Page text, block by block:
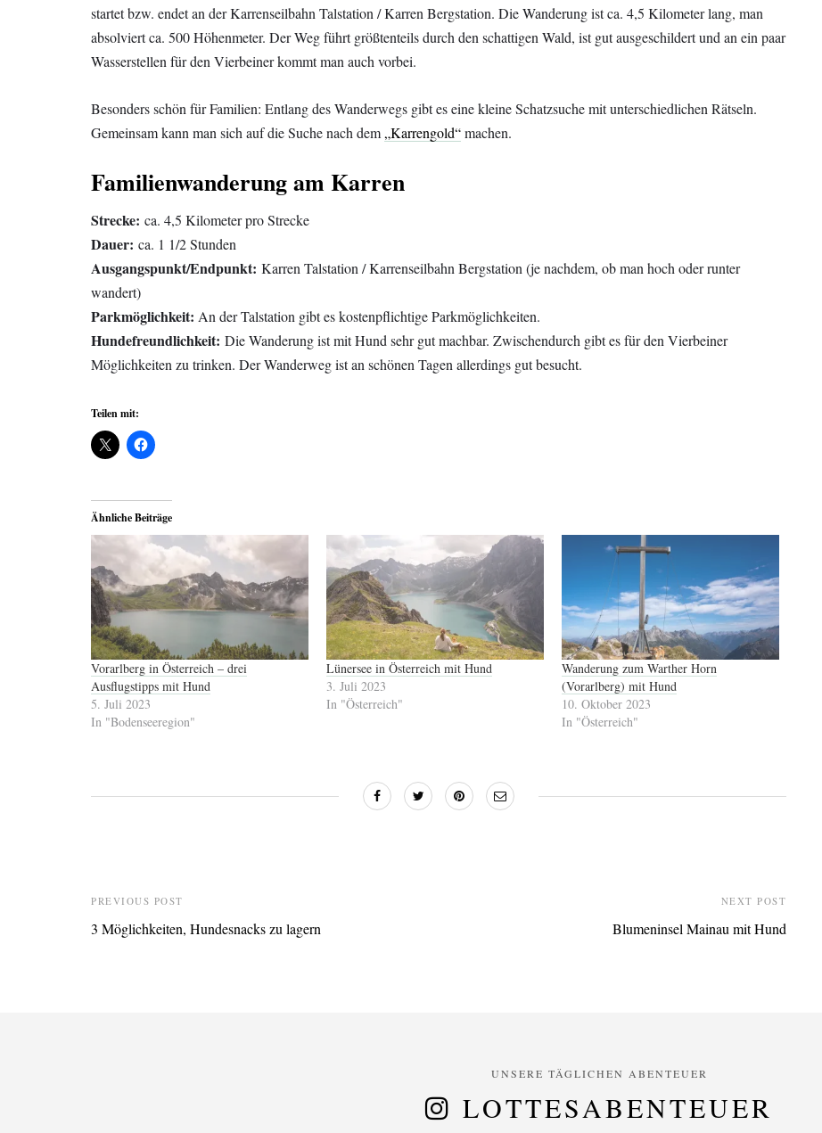
startet bzw. endet an der Karrenseilbahn Talstation / Karren Bergstation. Die Wanderung ist ca. 4,5 Kilometer lang, man
absolviert ca. 500 Höhenmeter. Der Weg führt größtenteils durch den schattigen Wald, ist gut ausgeschildert und an ein paar
Wasserstellen für den Vierbeiner kommt man auch vorbei.
Besonders schön für Familien: Entlang des Wanderwegs gibt es eine kleine Schatzsuche mit unterschiedlichen Rätseln.
Gemeinsam kann man sich auf die Suche nach dem„Karrengold“machen.
Familienwanderung am Karren
Strecke: ca. 4,5 Kilometer pro Strecke
Dauer: ca. 1 1/2 Stunden
Ausgangspunkt/Endpunkt: Karren Talstation / Karrenseilbahn Bergstation (je nachdem, ob man hoch oder runter
wandert)
Parkmöglichkeit: An der Talstation gibt es kostenpflichtige Parkmöglichkeiten.
Hundefreundlichkeit: Die Wanderung ist mit Hund sehr gut machbar. Zwischendurch gibt es für den Vierbeiner
Möglichkeiten zu trinken. Der Wanderweg ist an schönen Tagen allerdings gut besucht.
Teilen mit:
Ähnliche Beiträge
Vorarlberg in Österreich – drei
Ausflugstipps mit Hund
5. Juli 2023
In "Bodenseeregion"
Lünersee in Österreich mit Hund
3. Juli 2023
In "Österreich"
Wanderung zum Warther Horn
(Vorarlberg) mit Hund
10. Oktober 2023
In "Österreich"
PREVIOUS POST
3 Möglichkeiten, Hundesnacks zu lagern
NEXT POST
Blumeninsel Mainau mit Hund
UNSERE TÄGLICHEN ABENTEUER
LOTTESABENTEUER